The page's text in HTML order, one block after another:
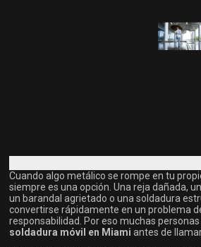
Cuando algo metálico se rompe en tu
siempre es una opción. Una reja dañada,
un barandal agrietado o una soldadura
convertirse rápidamente en un problema
responsabilidad. Por eso muchas
soldadura móvil en Miami antes de